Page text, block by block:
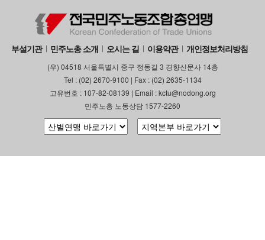
부설기관 민주노총 소개 오시는 길 이용약관 개인정보처리방침
(우) 04518 서울특별시 중구 정동길 3 경향신문사 14층
Tel : (02) 2670-9100 | Fax : (02) 2635-1134
고유번호 : 107-82-08139 | Email : kctu@nodong.org
민주노총 노동상담 1577-2260